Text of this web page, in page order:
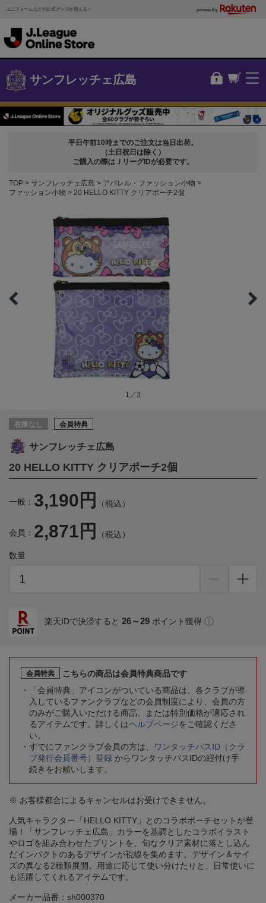
ユニフォームなどの公式グッズが買える！ powered by
サンフレッチェ広島
平日午前10時までのご注文は当日出荷。
（土日祝日は除く）
ご購入の際はＪリーグIDが必要です。
TOP サンフレッチェ広島
アパレル・ファッション小物
ファッション小物
20 HELLO KITTY クリアポーチ2個
1／3
在庫なし 会員特典
サンフレッチェ広島
20 HELLO KITTY クリアポーチ2個
一般： 3,190円 （税込）
会員： 2,871円 （税込）
数量
楽天IDで決済すると 26～29 ポイント獲得
会員特典
こちらの商品は会員特典商品です
「会員特典」アイコンがついている商品は、各クラブが導
入しているファンクラブなどの会員制度により、会員の方
のみがご購入いただける商品、または特別価格が適応され
るアイテムです。詳しくはヘルプページをご確認くださ
い。
すでにファンクラブ会員の方は、
ワンタッチパスID（クラ
ブ発行会員番号）登録 からワンタッチパスIDの紐付け手
続きをお願いします。
※ お客様都合によるキャンセルはお受けできません。
人気キャラクター「HELLO KITTY」とのコラボポーチセットが登
場！「サンフレッチェ広島」カラーを基調としたコラボイラスト
やロゴを組み合わせたプリントを、旬なクリア素材に落とし込ん
だインパクトのあるデザインが視線を集めます。デザイン＆サイ
ズの異なる2種類展開。用途に応じて使い分けたりと、日常使いに
も活躍してくれるアイテムです。
メーカー品番：sh000370